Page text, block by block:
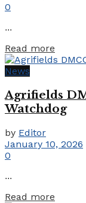
0
...
Read more
News
Agrifields
Watchdog
by Editor
January 10, 2026
0
...
Read more